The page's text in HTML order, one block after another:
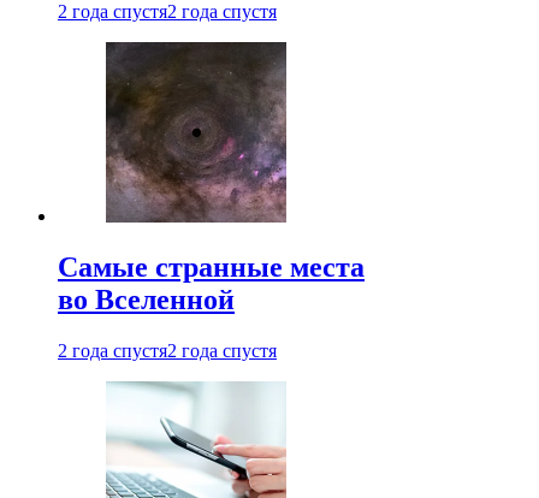
2 года спустя2 года спустя
Самые странные места
во Вселенной
2 года спустя2 года спустя